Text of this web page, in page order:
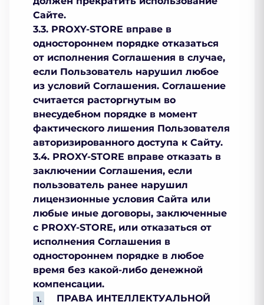
Сайте.
3.3. PROXY-STORE вправе в
одностороннем порядке отказаться
от исполнения Соглашения в случае,
если Пользователь нарушил любое
из условий Соглашения. Соглашение
считается расторгнутым во
внесудебном порядке в момент
фактического лишения Пользователя
авторизированного доступа к Сайту.
3.4. PROXY-STORE вправе отказать в
заключении Соглашения, если
пользователь ранее нарушил
лицензионные условия Сайта или
любые иные договоры, заключенные
с PROXY-STORE, или отказаться от
исполнения Соглашения в
одностороннем порядке в любое
время без какой-либо денежной
компенсации.
ПРАВА ИНТЕЛЛЕКТУАЛЬНОЙ